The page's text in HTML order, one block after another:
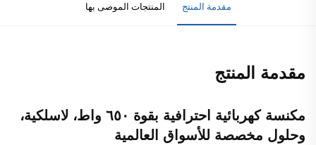
مقدمة المنتج المنتجات الموصى بها
مقدمة المنتج
مكنسة كهربائية احترافية بقوة ٦٥٠ واط، لاسلكية،
وحلول مخصصة للأسواق العالمية